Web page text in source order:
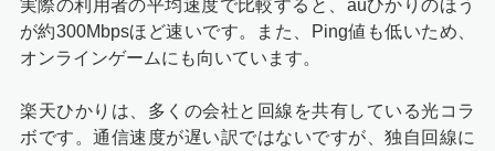
実際の利用者の平均速度で比較すると、auひかりのほう
が約300Mbpsほど速いです。また、Ping値も低いため、
オンラインゲームにも向いています。
楽天ひかりは、多くの会社と回線を共有している光コラ
ボです。通信速度が遅い訳ではないですが、独自回線に